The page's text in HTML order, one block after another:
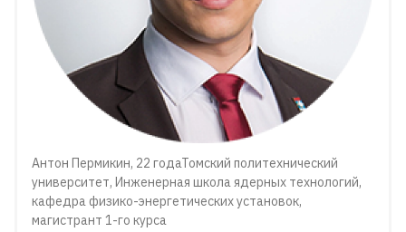
Антон Пермикин, 22 годаТомский политехнический
университет, Инженерная школа ядерных технологий,
кафедра физико-энергетических установок,
магистрант 1-го курса